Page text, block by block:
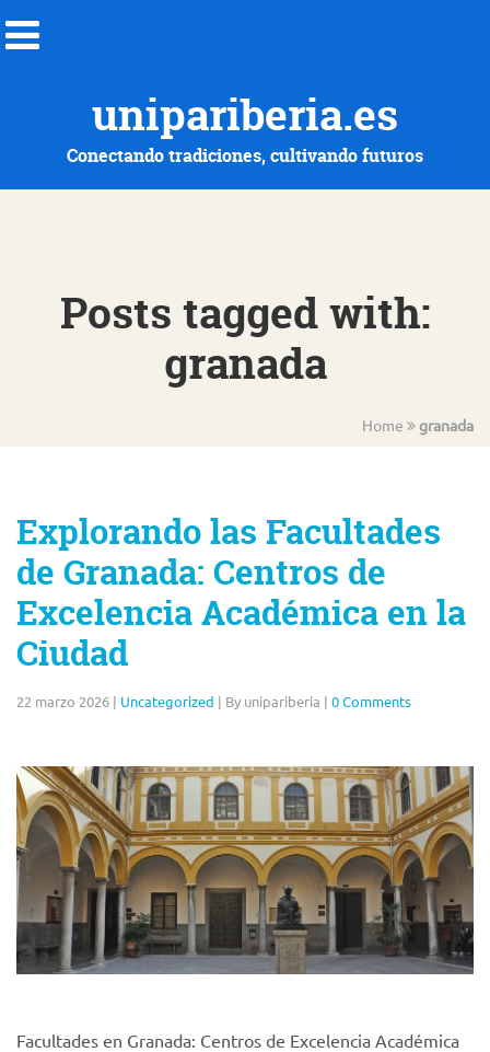
unipariberia.es
Conectando tradiciones, cultivando futuros
Posts tagged with:
granada
Home granada
Explorando las Facultades
de Granada: Centros de
Excelencia Académica en la
Ciudad
22 marzo 2026 | Uncategorized | By unipariberia | 0 Comments
Facultades en Granada: Centros de Excelencia Académica